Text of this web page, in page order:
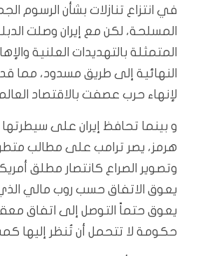
في انتزاع تنازلات بشأن الرسوم
المسلحة، لكن مع إيران وصلت
المتمثلة بالتهديدات العلنية
النهائية إلى طريق مسدود، مما
لإنهاء حرب عصفت بالاقتصاد
و بينما تحافظ إيران على
هرمز، يصر ترامب على مطالب
وتصوير الصراع كانتصار مطلق
يعوق الاتفاق حسب روب مالي
يعوق حتماً التوصل إلى اتفاق
حكومة لا تتحمل أن تُنظر إليها